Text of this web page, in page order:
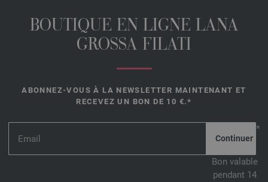
BOUTIQUE EN LIGNE LANA
GROSSA FILATI
ABONNEZ-VOUS À LA NEWSLETTER MAINTENANT ET
RECEVEZ UN BON DE 10 €.*
*
Bon valable
pendant 14